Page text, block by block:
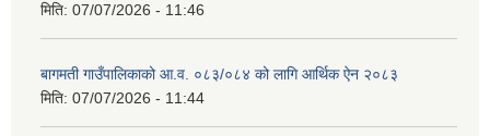
मिति: 07/07/2026 - 11:46
बागमती गाउँपालिकाको आ.व. ०८३/०८४ को लागि आर्थिक ऐन २०८३
मिति: 07/07/2026 - 11:44